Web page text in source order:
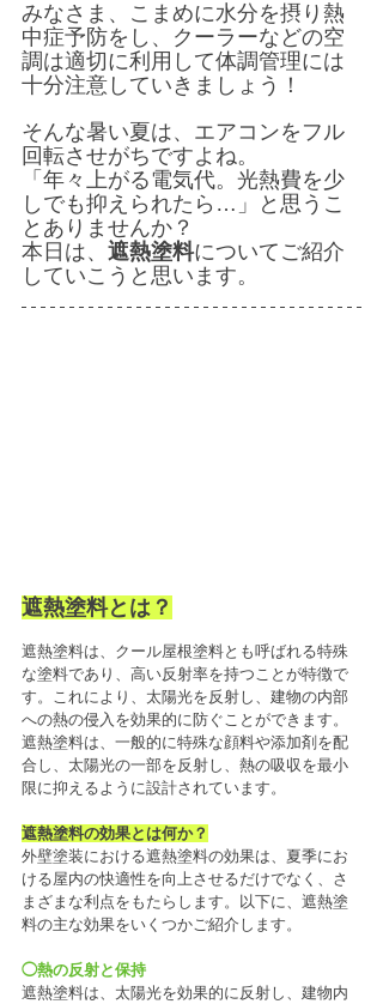
みなさま、こまめに水分を摂り熱
中症予防をし、クーラーなどの空
調は適切に利用して体調管理には
十分注意していきましょう！
そんな暑い夏は、エアコンをフル
回転させがちですよね。
「年々上がる電気代。光熱費を少
しでも抑えられたら…」と思うこ
とありませんか？
本日は、 遮熱塗料についてご紹介
していこうと思います。
遮熱塗料とは？
遮熱塗料は、クール屋根塗料とも呼ばれる特殊
な塗料であり、高い反射率を持つことが特徴で
す。これにより、太陽光を反射し、建物の内部
への熱の侵入を効果的に防ぐことができます。
遮熱塗料は、一般的に特殊な顔料や添加剤を配
合し、太陽光の一部を反射し、熱の吸収を最小
限に抑えるように設計されています。
遮熱塗料の効果とは何か？
外壁塗装における遮熱塗料の効果は、夏季にお
ける屋内の快適性を向上させるだけでなく、さ
まざまな利点をもたらします。以下に、遮熱塗
料の主な効果をいくつかご紹介します。
◯熱の反射と保持
遮熱塗料は、太陽光を効果的に反射し、建物内